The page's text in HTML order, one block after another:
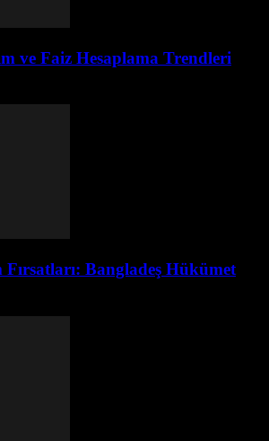
ve Faiz Hesaplama Trendleri
Fırsatları: Bangladeş Hükümet